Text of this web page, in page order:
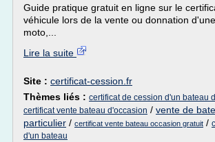
Guide pratique gratuit en ligne sur le
véhicule lors de la vente ou donnation
moto,...
Lire la suite
Site : certificat-cession.fr
Thèmes liés : certificat de cession d'un bateau
certificat vente bateau d'occasion / vente de
particulier / certificat vente bateau occasion gratuit /
d'un bateau